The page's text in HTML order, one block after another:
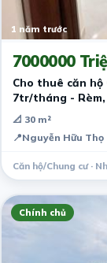
1 năm trước
7000000
Cho thuê căn
7tr/tháng - Rèm,
📐 30 m²
📍Nguyễn Hữu Thọ
Căn hộ/Chung cư ·
Chính chủ